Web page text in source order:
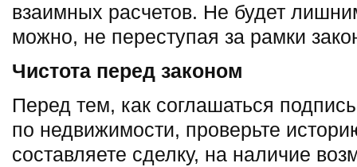
взаимных расчетов. Не будет
можно, не переступая за рамки
Чистота перед законом
Перед тем, как соглашаться
по недвижимости, проверьте
составляете сделку, на наличие